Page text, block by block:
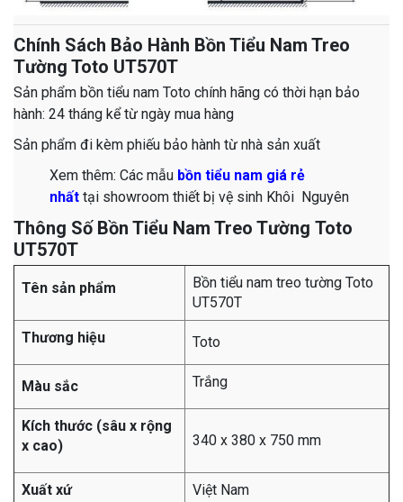
Chính Sách Bảo Hành Bồn Tiểu Nam Treo
Tường Toto UT570T
Sản phẩm bồn tiểu nam Toto chính hãng có thời hạn bảo
hành: 24 tháng kể từ ngày mua hàng
Sản phẩm đi kèm phiếu bảo hành từ nhà sản xuất
Xem thêm: Các mẫu bồn tiểu nam giá rẻ
nhất tại showroom thiết bị vệ sinh Khôi Nguyên​​​​​​​
Thông Số Bồn Tiểu Nam Treo Tường Toto
UT570T
Tên sản phẩm
Bồn tiểu nam treo tường Toto
UT570T
Thương hiệu Toto
Màu sắc Trắng
Kích thước (sâu x rộng
x cao)
340 x 380 x 750 mm
Xuất xứ Việt Nam